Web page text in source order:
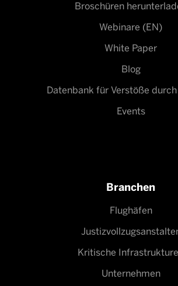
Broschüren
Webinare (EN)
White Paper
Blog
Datenbank für Verstöße
Events
Branchen
Flughäfen
Kritische
Unternehmen